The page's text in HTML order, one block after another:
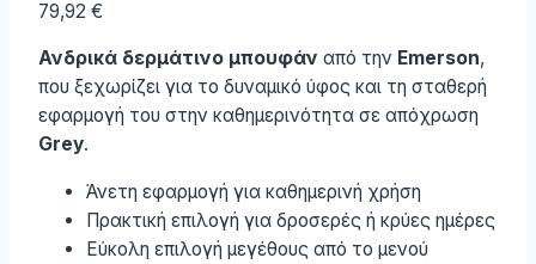
79,92 €
Ανδρικά δερμάτινο μπουφάν από την Emerson,
που ξεχωρίζει για το δυναμικό ύφος και τη σταθερή
εφαρμογή του στην καθημερινότητα σε απόχρωση
Grey.
Άνετη εφαρμογή για καθημερινή χρήση
Πρακτική επιλογή για δροσερές ή κρύες ημέρες
Εύκολη επιλογή μεγέθους από το μενού